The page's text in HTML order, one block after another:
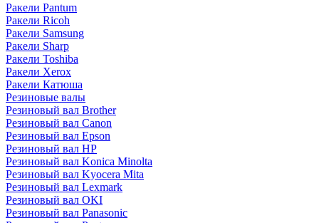
Ракели Pantum
Ракели Ricoh
Ракели Samsung
Ракели Sharp
Ракели Toshiba
Ракели Xerox
Ракели Катюша
Резиновые валы
Резиновый вал Brother
Резиновый вал Canon
Резиновый вал Epson
Резиновый вал HP
Резиновый вал Konica Minolta
Резиновый вал Kyocera Mita
Резиновый вал Lexmark
Резиновый вал OKI
Резиновый вал Panasonic